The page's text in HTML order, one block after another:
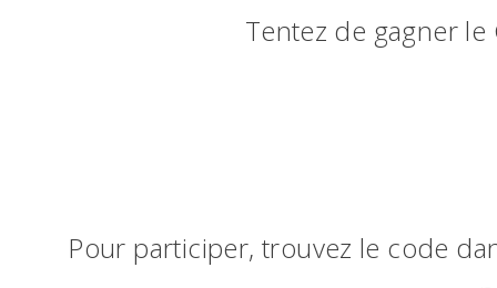
Tentez de gagner
Pour participer, trouvez le code